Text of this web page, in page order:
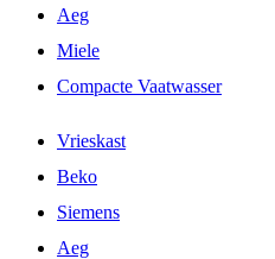
Aeg
Miele
Compacte Vaatwasser
Vrieskast
Beko
Siemens
Aeg